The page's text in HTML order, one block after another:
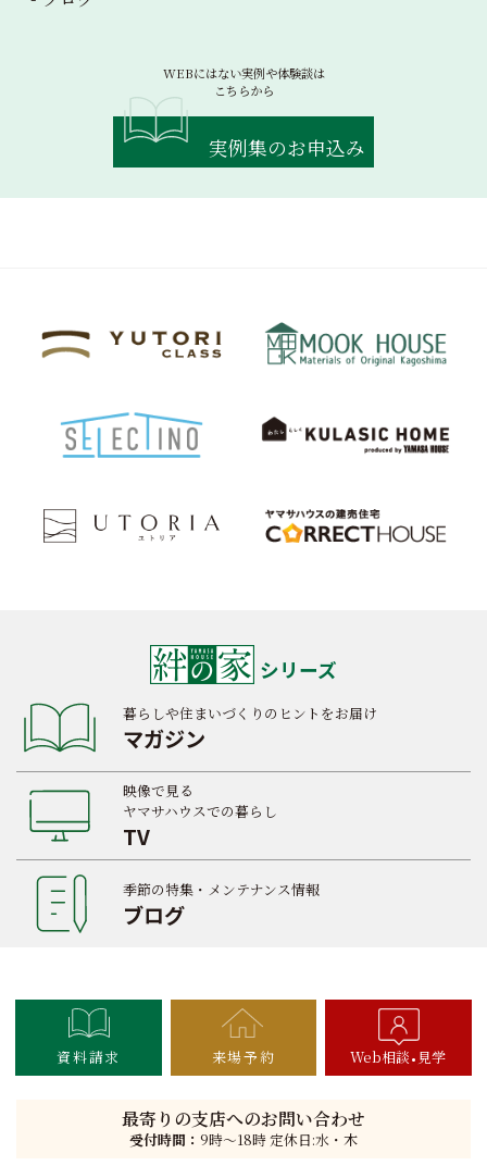
WEBにはない実例や体験談は
こちらから
実例集のお申込み
シリーズ
暮らしや住まいづくりのヒントをお届け
マガジン
映像で見る
ヤマサハウスでの暮らし
TV
季節の特集・メンテナンス情報
ブログ
資料請求 来場予約 Web相談 見学
最寄りの支店へのお問い合わせ
受付時間： 9時〜18時 定休日:水・木